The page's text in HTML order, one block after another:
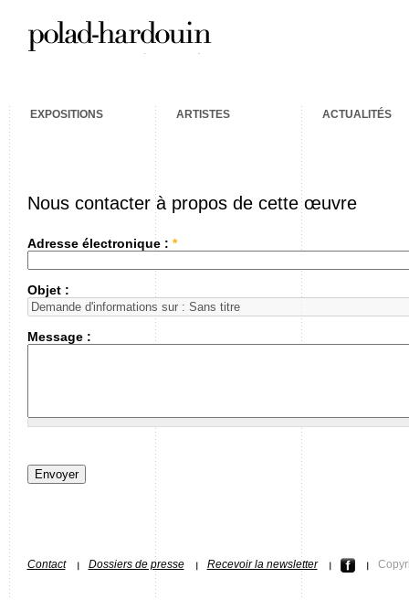
EXPOSITIONS ARTISTES ACTUALITÉS
Nous contacter à propos de cette œuvre
Adresse électronique : *
Objet :
Message :
Contact Dossiers de presse Recevoir la newsletter